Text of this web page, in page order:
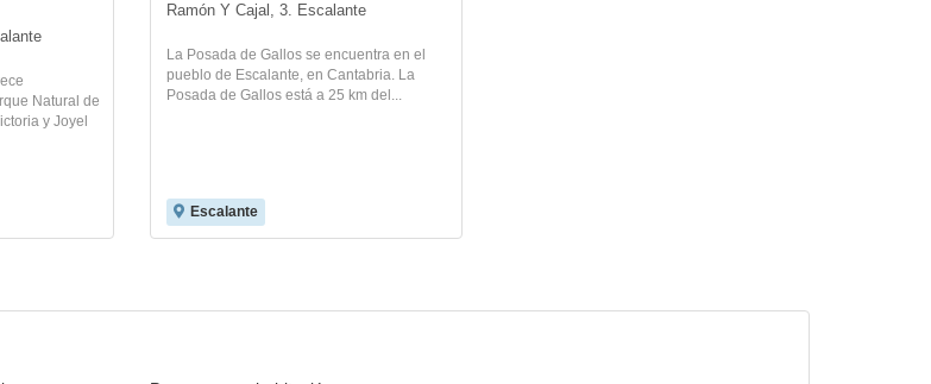
Natural de
y Joyel
Ramón Y Cajal, 3. Escalante
La Posada de Gallos se encuentra en el
pueblo de Escalante, en Cantabria. La
Posada de Gallos está a 25 km del...
Escalante